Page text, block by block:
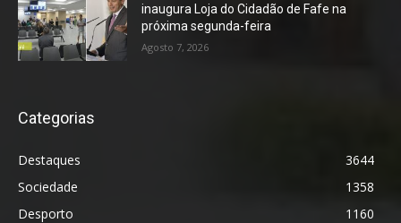
inaugura Loja do Cidadão de Fafe na
próxima segunda-feira
Agosto 7, 2026
Categorias
Destaques
3644
Sociedade
1358
Desporto
1160